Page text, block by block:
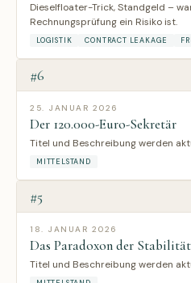
Dieselfloater-Trick, Standgeld –
Rechnungsprüfung ein Risiko ist.
LOGISTIK CONTRACT LEAKAGE
#6
25. JANUAR 2026
Der 120.000-Euro-Sekretär
Titel und Beschreibung werden
MITTELSTAND
#5
18. JANUAR 2026
Das Paradoxon der Stabilität
Titel und Beschreibung werden